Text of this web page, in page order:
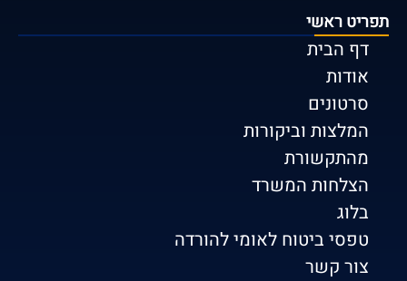
תפריט ראשי
דף הבית
אודות
סרטונים
המלצות וביקורות
מהתקשורת
הצלחות המשרד
בלוג
טפסי ביטוח לאומי להורדה
צור קשר